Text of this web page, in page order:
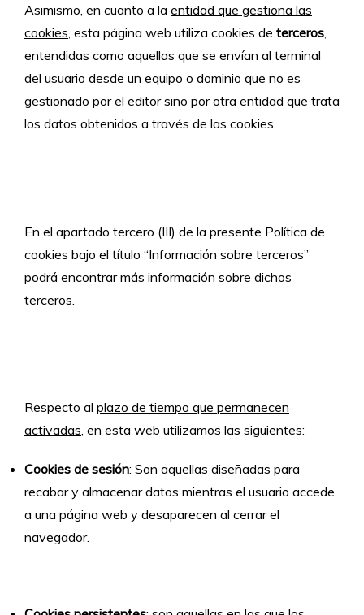
Asimismo, en cuanto a la entidad que gestiona las
cookies , esta página web utiliza cookies de terceros
entendidas como aquellas que se envían al terminal
del usuario desde un equipo o dominio que no es
gestionado por el editor sino por otra entidad que trata
los datos obtenidos a través de las cookies.
En el apartado tercero (III) de la presente Política de
cookies bajo el título “Información sobre terceros”
podrá encontrar más información sobre dichos
terceros.
Respecto al plazo de tiempo que permanecen
activadas, en esta web utilizamos las siguientes:
Cookies de sesión: Son aquellas diseñadas para
recabar y almacenar datos mientras el usuario accede
a una página web y desaparecen al cerrar el
navegador.